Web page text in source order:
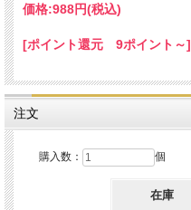
価格:988円(税込)
[ポイント還元 9ポイント～]
注文
購入数： 個
在庫